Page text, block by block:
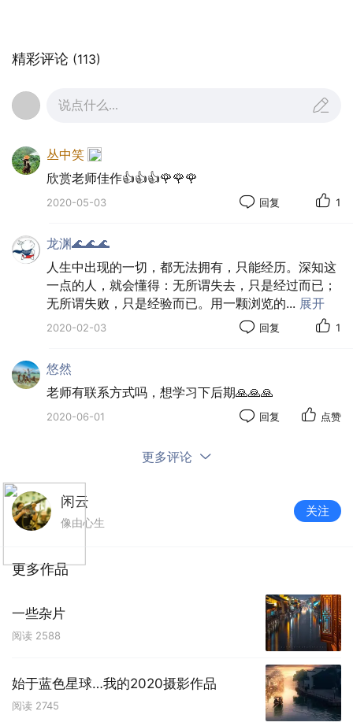
精彩评论 (113)
说点什么...
丛中笑
欣赏老师佳作👍👍👍🌹🌹🌹
2020-05-03 回复 1
龙渊🌊🌊🌊
人生中出现的一切，都无法拥有，只能经历。深知这
一点的人，就会懂得：无所谓失去，只是经过而已；
无所谓失败，只是经验而已。用一颗浏览的... 展开
2020-02-03 回复 1
悠然
老师有联系方式吗，想学习下后期🙏🙏🙏
2020-06-01 回复 点赞
更多评论
闲云
像由心生
关注
更多作品
一些杂片
阅读 2588
始于蓝色星球…我的2020摄影作品
阅读 2745